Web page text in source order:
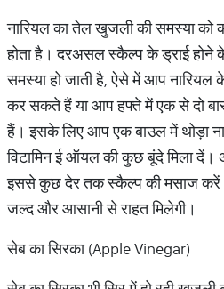
नारियल का तेल खुजली की समस्या को
होता है। दरअसल स्कैल्प के ड्राई होने
समस्या हो जाती है, ऐसे में आप
कर सकते हैं या आप हफ्ते में एक से दो
हैं। इसके लिए आप एक बाउल में थोड़ा
विटामिन ई ऑयल की कुछ बूंदे मिला
इससे कुछ देर तक स्कैल्प की मसाज
जल्द और आसानी से राहत मिलेगी।
सेब का सिरका (Apple Vinegar)